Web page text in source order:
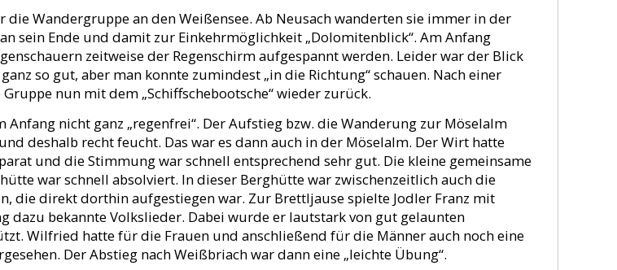
die Wandergruppe an den Weißensee. Ab Neusach wanderten sie immer in der
sein Ende und damit zur Einkehrmöglichkeit „Dolomitenblick“. Am Anfang
zeitweise der Regenschirm aufgespannt werden. Leider war der Blick
so gut, aber man konnte zumindest „in die Richtung“ schauen. Nach einer
nun mit dem „Schiffschebootsche“ wieder zurück.
Anfang nicht ganz „regenfrei“. Der Aufstieg bzw. die Wanderung zur Möselalm
deshalb recht feucht. Das war es dann auch in der Möselalm. Der Wirt hatte
und die Stimmung war schnell entsprechend sehr gut. Die kleine gemeinsame
war schnell absolviert. In dieser Berghütte war zwischenzeitlich auch die
die direkt dorthin aufgestiegen war. Zur Brettljause spielte Jodler Franz mit
dazu bekannte Volkslieder. Dabei wurde er lautstark von gut gelaunten
Wilfried hatte für die Frauen und anschließend für die Männer auch noch eine
Der Abstieg nach Weißbriach war dann eine „leichte Übung“.